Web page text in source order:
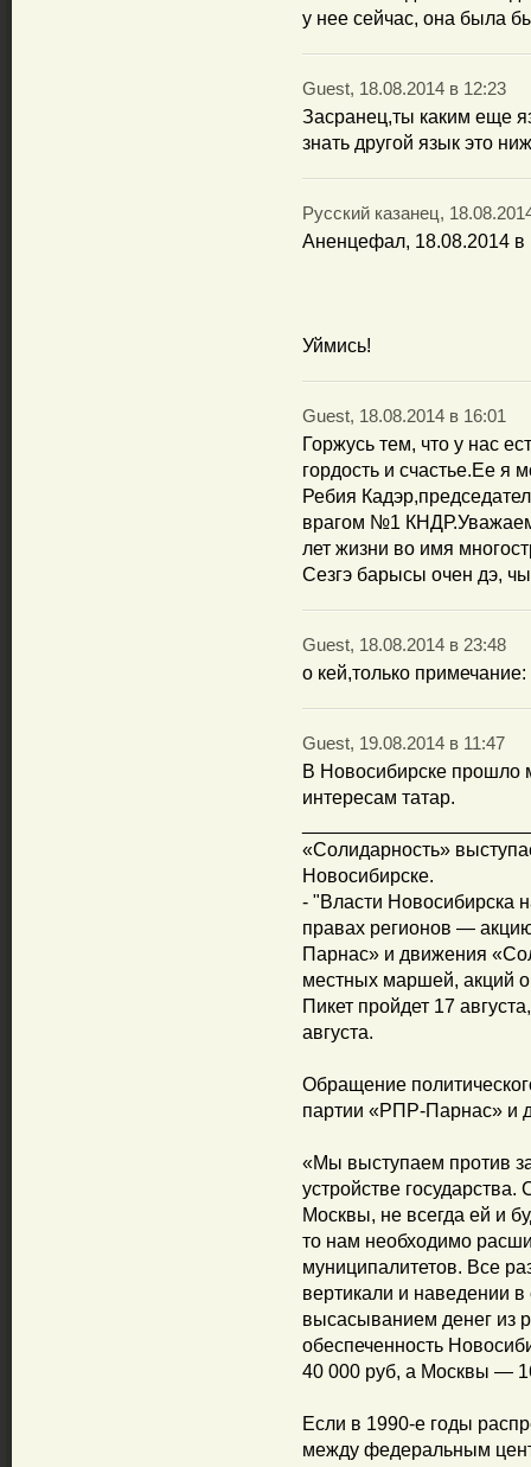
у нее сейчас, она была
Guest, 18.08.2014 в 12:23
Засранец,ты каким еще
знать другой язык это
Русский казанец,
Аненцефал, 18.08.2014 в
Уймись!
Guest, 18.08.2014 в 16:01
Горжусь тем, что у нас
гордость и счастье.Ее я
Ребия
врагом №1
лет жизни во имя
Сезгэ барысы очен дэ,
Guest, 18.08.2014 в 23:48
о кей,только
Guest, 19.08.2014 в 11:47
В Новосибирске прошло
интересам татар.
«Солидарность»
Новосибирске.
- "Власти Новосибирска
правах регионов —
Парнас» и движения
местных маршей, акций
Пикет пройдет 17
августа.
Обращение
партии «РПР-Парнас» и
«Мы выступаем против
устройстве
Москвы, не всегда ей и
то нам необходимо
муниципалитетов. Все
вертикали и наведении в
высасыванием денег из
обеспеченность
40 000 руб, а Москвы —
Если в 1990-е годы
между федеральным